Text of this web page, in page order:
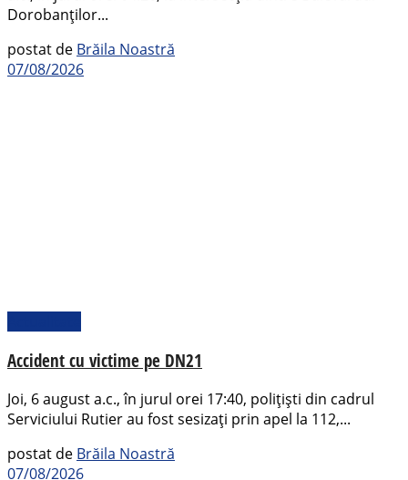
Dorobanților...
postat de Brăila Noastră
07/08/2026
Accident cu victime pe DN21
Joi, 6 august a.c., în jurul orei 17:40, polițiști din cadrul
Serviciului Rutier au fost sesizați prin apel la 112,...
postat de Brăila Noastră
07/08/2026